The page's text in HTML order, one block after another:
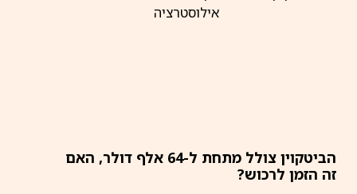
הביטקוין צולל מתחת ל-64 אלף דולר, האם
זה הזמן לרכוש?